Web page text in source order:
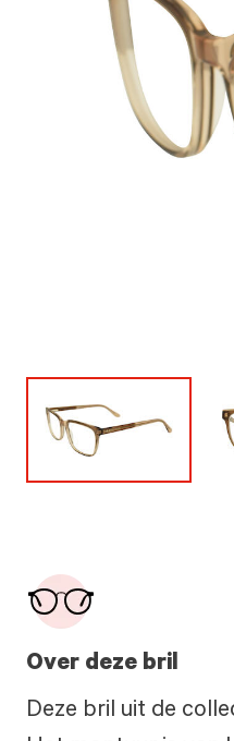
Over deze bril
Deze bril uit de